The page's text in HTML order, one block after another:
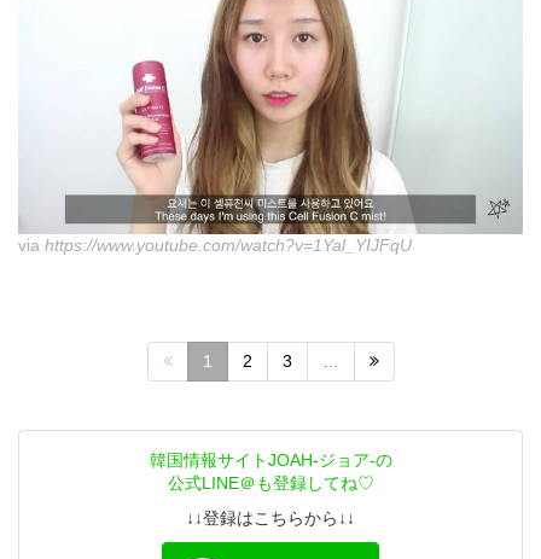
via https://www.youtube.com/watch?v=1Yal_YIJFqU
1 2 3
韓国情報サイトJOAH-ジョア-の
公式LINE＠も登録してね♡
↓↓登録はこちらから↓↓